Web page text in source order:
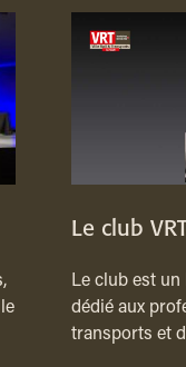
Le club
Le club est un
dédié aux
transports et